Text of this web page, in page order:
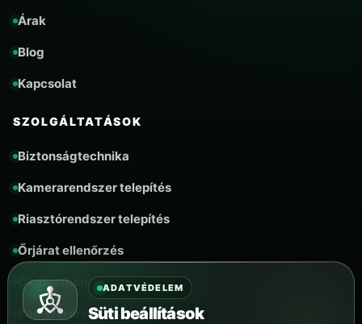
Árak
Blog
Kapcsolat
SZOLGÁLTATÁSOK
Biztonságtechnika
Kamerarendszer telepítés
Riasztórendszer telepítés
Őrjárat ellenőrzés
Okosotthon
Kamerarendszer karbantartás
ADATVÉDELEM
Süti beállítások